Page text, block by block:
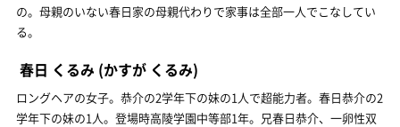
の。母親のいない春日家の母親代わりで家事は全部一人でこなしてい
る。
春日 くるみ (かすが くるみ)
ロングヘアの女子。恭介の2学年下の妹の1人で超能力者。春日恭介の2
学年下の妹の1人。登場時高陵学園中等部1年。兄春日恭介、一卵性双